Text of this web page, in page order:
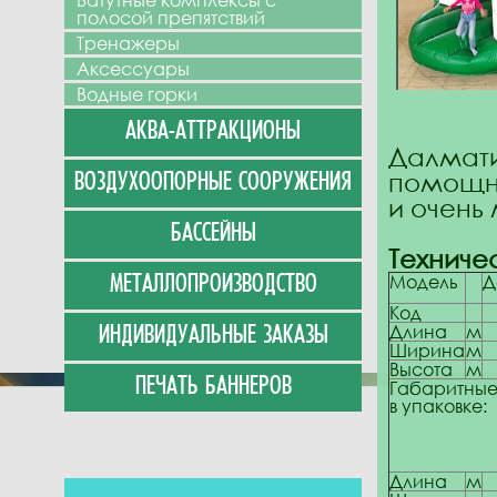
полосой препятствий
Тренажеры
Аксессуары
Водные горки
АКВА-АТТРАКЦИОНЫ
ВОЗДУХООПОРНЫЕ СООРУЖЕНИЯ
БАССЕЙНЫ
МЕТАЛЛОПРОИЗВОДСТВО
ИНДИВИДУАЛЬНЫЕ ЗАКАЗЫ
ПЕЧАТЬ БАННЕРОВ
и
Модель
Код
Длина
м
Ширинам
Высота
м
в упаковке:
Длина
м